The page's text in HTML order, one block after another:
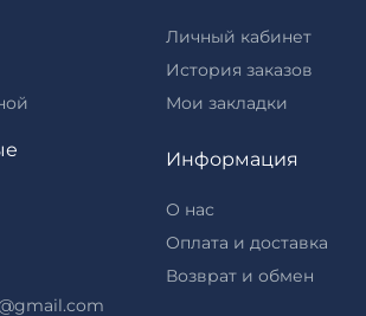
Личный кабинет
История заказов
Мои закладки
Информация
О нас
Оплата и доставка
Возврат и обмен